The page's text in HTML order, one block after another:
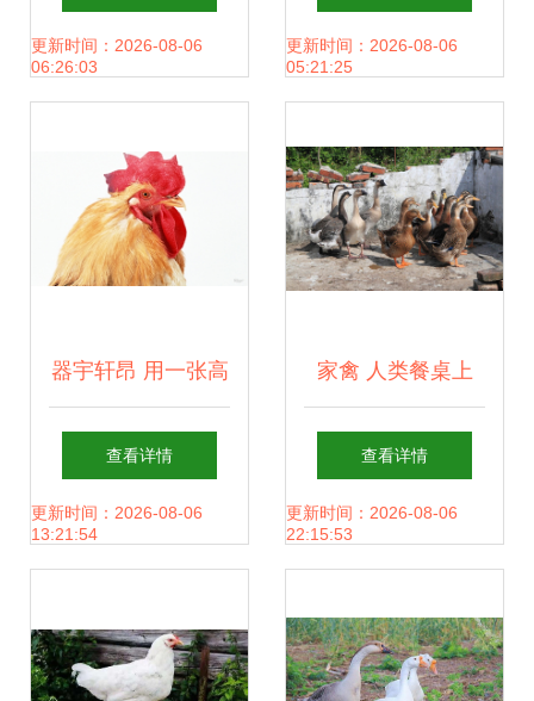
新篇章
更新时间：2026-08-06
06:26:03
给生态
更新时间：2026-08-06
05:21:25
器宇轩昂 用一张高
清壁纸，读懂家禽
之王的精神密码
查看详情
更新时间：2026-08-06
13:21:54
家禽 人类餐桌上
的‘六边形战士’
查看详情
更新时间：2026-08-06
22:15:53